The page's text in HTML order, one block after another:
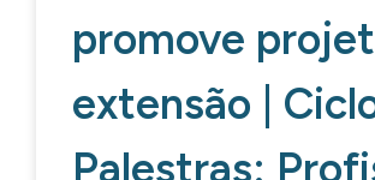
promove
extensão |
Palestras: